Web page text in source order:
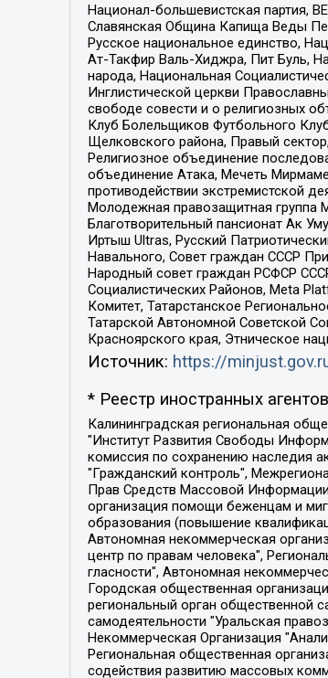
Национал-большевистская партия,
Славянская Община Капища Веды
Русское национальное единство,
Ат-Такфир Валь-Хиджра, Пит Буль,
народа, Национальная
Инглистической церкви
свободе совести и о религиозных
Клуб Болельщиков Футбольного
Щелковского района, Правый
Религиозное объединение
объединение Атака, Мечеть
противодействии экстремистской
Молодежная правозащитная группа
Благотворительный пансионат Ак
Иртыш Ultras, Русский
Навального, Совет граждан СССР
Народный совет граждан РСФСР
Социалистических Районов, Meta
Комитет, Татарстанское
Татарской Автономной Советской
Красноярского края, Этническое
Источник: https://
* Реестр иностранных
Калининградская региональная общественная организация "Экозащита!-Женсовет", Фонд содействия защите прав и свобод граждан "Общественный вердикт", Фонд "Институт Развития Свободы Информации", Частное учреждение "Информационное агентство МЕМО. РУ", Региональная общественная организация "Общественная комиссия по сохранению наследия академика Сахарова", Фонд поддержки свободы прессы, Санкт-Петербургская общественная правозащитная организация "Гражданский контроль", Межрегиональная общественная организация "Информационно-просветительский центр "Мемориал", Региональный Фонд "Центр Защиты Прав Средств Массовой Информации", с 05.12.2023 Фонд "Центр Защиты Прав Средств массовой информации", Региональная общественная благотворительная организация помощи беженцам и мигрантам "Гражданское содействие", Негосударственное образовательное учреждение дополнительного профессионального образования (повышение квалификации) специалистов "АКАДЕМИЯ ПО ПРАВАМ ЧЕЛОВЕКА", Свердловская региональная общественная организация "Сутяжник", Автономная некоммерческая организация "Центр независимых социологических исследований", Союз общественных объединений "Российский исследовательский центр по правам человека", Региональное общественное учреждение научно-информационный центр "МЕМОРИАЛ", Некоммерческая организация "Фонд защиты гласности", Автономная некоммерческая организация "Институт прав человека", Городская общественная организация "Екатеринбургское общество "МЕМОРИАЛ", Городская общественная организация "Рязанское историко-просветительское и правозащитное общество "Мемориал" (Рязанский Мемориал), Челябинский региональный орган общественной самодеятельности – женское общественное объединение "Женщины Евразии", Челябинский региональный орган общественной самодеятельности "Уральская правозащитная группа", Фонд содействия защите здоровья и социальной справедливости имени Андрея Рылькова, Автономная Некоммерческая Организация "Аналитический Центр Юрия Левады", Автономная некоммерческая организация социальной поддержки населения "Проект Апрель", Региональная общественная организация помощи женщинам и детям, находящимся в кризисной ситуации